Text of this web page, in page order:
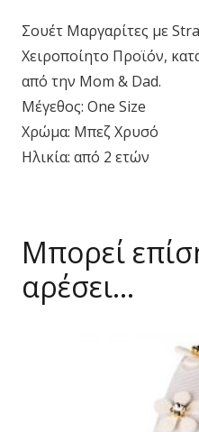
Σουέτ Μαργαρίτες με
Χειροποίητο Προϊόν,
από την Mom & Dad.
Μέγεθος: One Size
Χρώμα: Μπεζ Χρυσό
Ηλικία: από 2 ετών
Μπορεί
αρέσει…